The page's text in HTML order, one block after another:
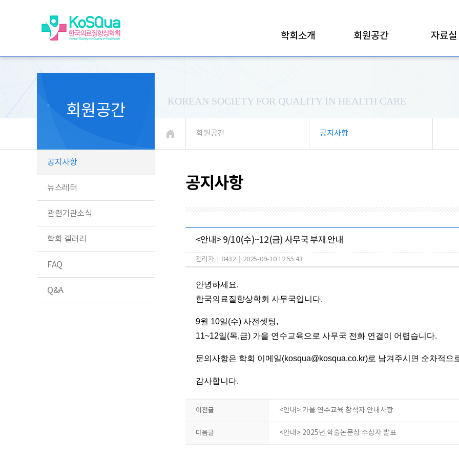
학회소개 회원공간 자료실
KOREAN SOCIETY FOR QUALITY IN HEALTH CARE
회원공간 공지사항
회원공간
공지사항
뉴스레터
관련기관소식
학회 갤러리
FAQ
Q&A
공지사항
<안내> 9/10(수)~12(금) 사무국 부재 안내
관리자 8432 2025-09-10 12:55:43
​안녕하세요.
한국의료질향상학회 사무국입니다.
9월 10일(수) 사전셋팅,
11~12일(목,금) 가을 연수교육으로 사무국 전화 연결이 어렵습니다.
문의사항은 학회 이메일(kosqua@kosqua.co.kr)로 남겨주시면 순차적으
감사합니다.
이전글 <안내> 가을 연수교육 참석자 안내사항
다음글 <안내> 2025년 학술논문상 수상자 발표